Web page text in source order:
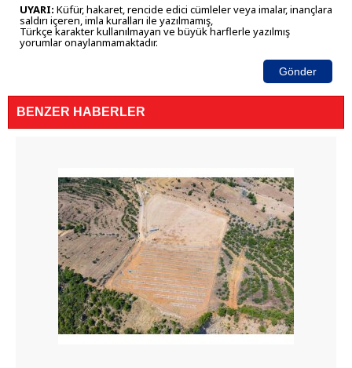
UYARI: Küfür, hakaret, rencide edici cümleler veya imalar, inançlara
saldırı içeren, imla kuralları ile yazılmamış,
Türkçe karakter kullanılmayan ve büyük harflerle yazılmış
yorumlar onaylanmamaktadır.
Gönder
BENZER HABERLER